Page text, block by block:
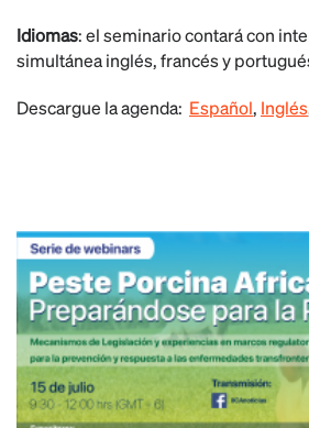
Idiomas: el seminario contará con
simultánea inglés, francés y
Descargue la agenda: Español, Inglés